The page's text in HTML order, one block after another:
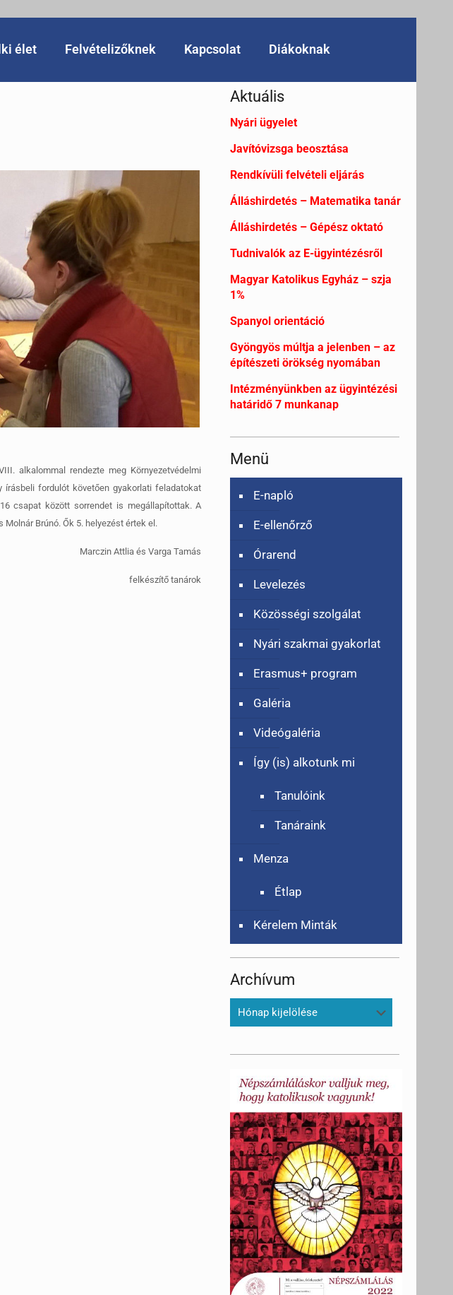
élet Felvételizőknek Kapcsolat Diákoknak
alkalommal rendezte meg Környezetvédelmi
írásbeli fordulót követően gyakorlati feladatokat
csapat között sorrendet is megállapítottak. A
Brúnó. Ők 5. helyezést értek el.
Marczin Attlia és Varga Tamás
felkészítő tanárok
Aktuális
Nyári ügyelet
Javítóvizsga beosztása
Rendkívüli felvételi eljárás
Álláshirdetés – Matematika tanár
Álláshirdetés – Gépész oktató
Tudnivalók az E-ügyintézésről
Magyar Katolikus Egyház – szja
1%
Spanyol orientáció
Gyöngyös múltja a jelenben – az
építészeti örökség nyomában
Intézményünkben az ügyintézési
határidő 7 munkanap
Menü
E-napló
E-ellenőrző
Órarend
Levelezés
Közösségi szolgálat
Nyári szakmai gyakorlat
Erasmus+ program
Galéria
Videógaléria
Így (is) alkotunk mi
Tanulóink
Tanáraink
Menza
Étlap
Kérelem Minták
Archívum
Archívum